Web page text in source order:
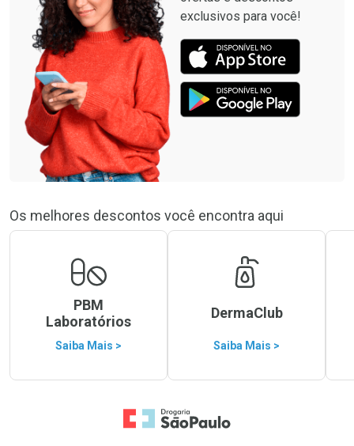
exclusivos para você!
Os melhores descontos você encontra aqui
PBM
Laboratórios
Saiba Mais >
DermaClub
Saiba Mais >
Ir para a Home